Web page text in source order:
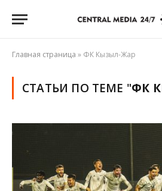
Главная страница » ФК Кызыл-Жар
СТАТЬИ ПО ТЕМЕ "ФК